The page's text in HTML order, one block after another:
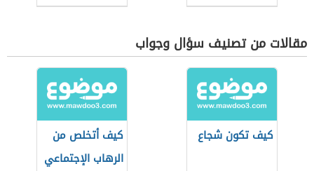
مقالات من تصنيف سؤال وجواب
كيف تكون شجاع
كيف أتخلص من
الرهاب الإجتماعي